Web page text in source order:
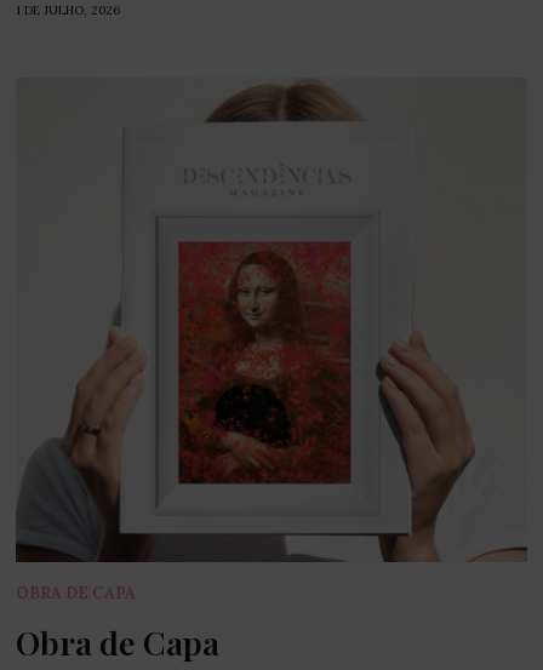
1 DE JULHO, 2026
OBRA DE CAPA
Obra de Capa